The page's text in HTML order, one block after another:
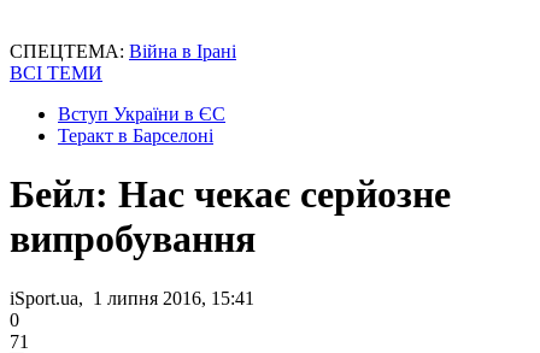
СПЕЦТЕМА: Війна в Ірані
ВСІ ТЕМИ
Вступ України в ЄС
Теракт в Барселоні
Бейл: Нас чекає серйозне
випробування
iSport.ua, 1 липня 2016, 15:41
0
71